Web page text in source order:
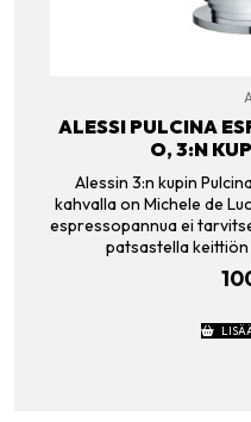
ALESSI PULCINA
O, 3:N
Alessin 3:n kupin
kahvalla on Michele de
espressopannua ei
patsastella keittiön